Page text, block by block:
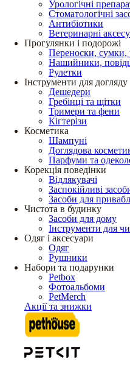
Урологічні
Стоматологічні
Антибіотики
Ветеринарні
Прогулянки і подорожі
Переноски, сумки,
Нашийники,
Рулетки
Інструменти для догляду
Дешедери
Гребінці та щітки
Тримери та фени
Кігтерізи
Косметика
Шампуні
Доглядова
Парфуми та
Корекція поведінки
Відлякувачі
Заспокійливі
Засоби для
Чистота в будинку
Засоби для дому
Інструменти для
Одяг і аксесуари
Одяг
Рушники
Набори та подарунки
Petbox
Фотоальбоми
PetMerch
Акції та знижки